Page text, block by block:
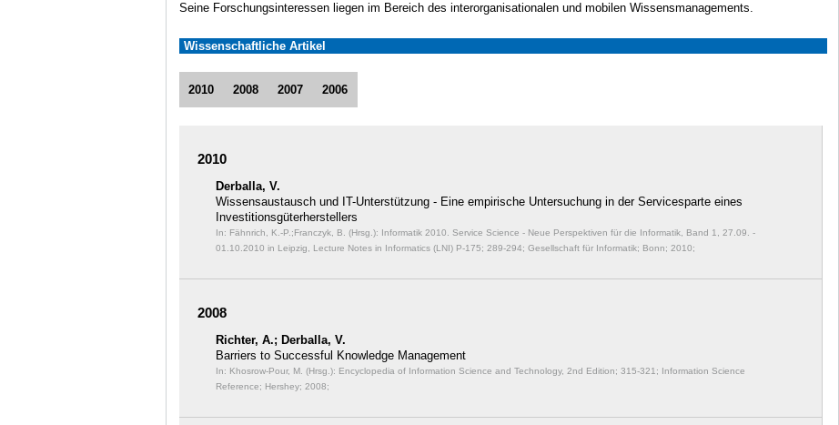
Seine Forschungsinteressen liegen im Bereich des interorganisationalen und mobilen Wissensmanagements.
Wissenschaftliche Artikel
2010 2008 2007 2006
2010
Derballa, V.
Wissensaustausch und IT-Unterstützung - Eine empirische Untersuchung in der Servicesparte eines
Investitionsgüterherstellers
In: Fähnrich, K.-P.;Franczyk, B. (Hrsg.): Informatik 2010. Service Science - Neue Perspektiven für die Informatik, Band 1, 27.09. -
01.10.2010 in Leipzig, Lecture Notes in Informatics (LNI) P-175; 289-294; Gesellschaft für Informatik; Bonn; 2010;
2008
Richter, A.; Derballa, V.
Barriers to Successful Knowledge Management
In: Khosrow-Pour, M. (Hrsg.): Encyclopedia of Information Science and Technology, 2nd Edition; 315-321; Information Science
Reference; Hershey; 2008;